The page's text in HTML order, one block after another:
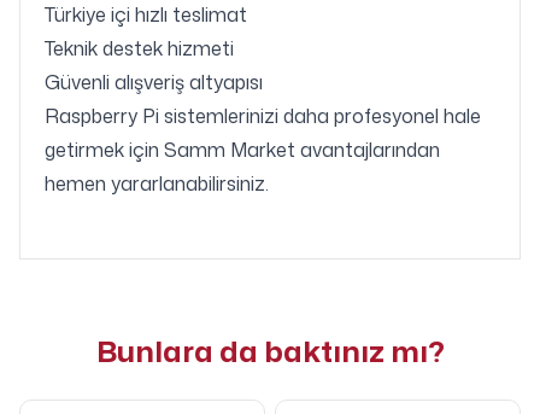
Türkiye içi hızlı teslimat
Teknik destek hizmeti
Güvenli alışveriş altyapısı
Raspberry Pi sistemlerinizi daha profesyonel hale
getirmek için Samm Market avantajlarından
hemen yararlanabilirsiniz.
Bunlara da baktınız mı?